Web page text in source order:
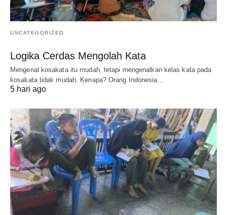
UNCATEGORIZED
Logika Cerdas Mengolah Kata
Mengenal kosakata itu mudah, tetapi mengenalkan kelas kata pada
kosakata tidak mudah. Kenapa? Orang Indonesia…
5 hari ago